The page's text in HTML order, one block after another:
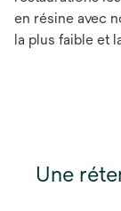
en résine avec
la plus faible et
Une